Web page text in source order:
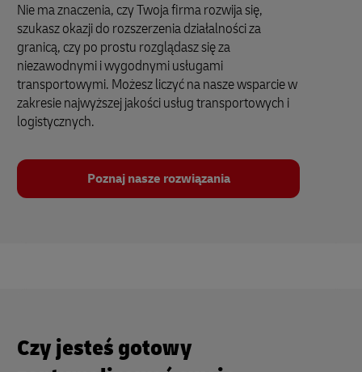
Nie ma znaczenia, czy Twoja firma rozwija się,
szukasz okazji do rozszerzenia działalności za
granicą, czy po prostu rozglądasz się za
niezawodnymi i wygodnymi usługami
transportowymi. Możesz liczyć na nasze wsparcie w
zakresie najwyższej jakości usług transportowych i
logistycznych.
Poznaj nasze rozwiązania
Czy jesteś gotowy